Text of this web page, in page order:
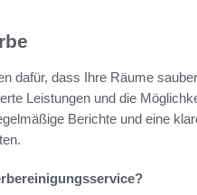
dafür, dass Ihre Räume
Leistungen und die
Berichte und eine